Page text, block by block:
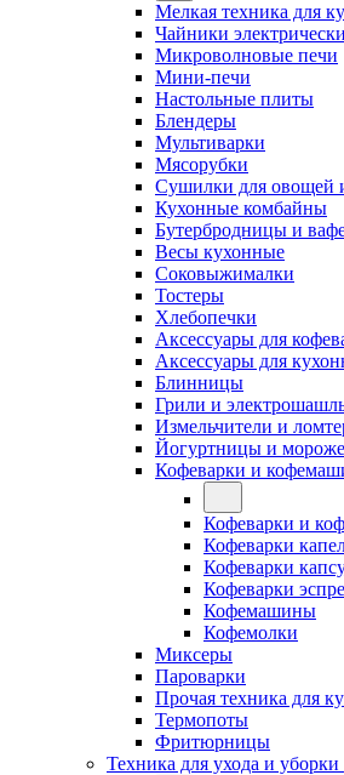
Мелкая техника для
Чайники
Микроволновые печи
Мини-печи
Настольные плиты
Блендеры
Мультиварки
Мясорубки
Сушилки для овощей
Кухонные комбайны
Бутербродницы и
Весы кухонные
Соковыжималки
Тостеры
Хлебопечки
Аксессуары для
Аксессуары для
Блинницы
Грили и
Измельчители и
Йогуртницы и
Кофеварки и
Кофеварки и
Кофеварки
Кофеварки
Кофеварки
Кофемашины
Кофемолки
Миксеры
Пароварки
Прочая техника для
Термопоты
Фритюрницы
Техника для ухода и уборки